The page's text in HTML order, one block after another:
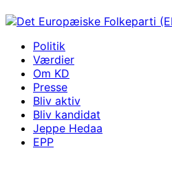
Politik
Værdier
Om KD
Presse
Bliv aktiv
Bliv kandidat
Jeppe Hedaa
EPP